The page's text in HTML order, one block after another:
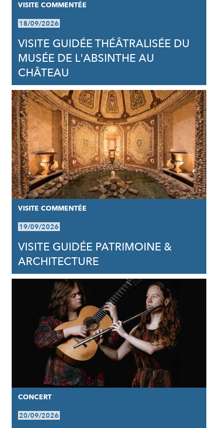
VISITE COMMENTÉE
18/09/2026
VISITE GUIDÉE THÉÂTRALISÉE DU
MUSÉE DE L'ABSINTHE AU
CHÂTEAU
VISITE COMMENTÉE
19/09/2026
VISITE GUIDÉE PATRIMOINE &
ARCHITECTURE
CONCERT
20/09/2026